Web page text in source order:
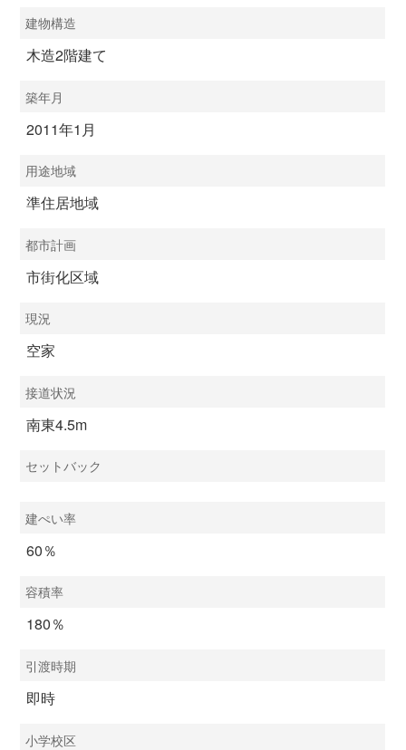
建物構造
木造2階建て
築年月
2011年1月
用途地域
準住居地域
都市計画
市街化区域
現況
空家
接道状況
南東4.5m
セットバック
建ぺい率
60％
容積率
180％
引渡時期
即時
小学校区